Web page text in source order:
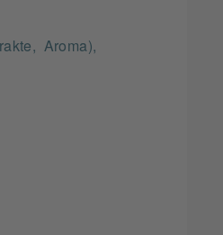
Aroma),